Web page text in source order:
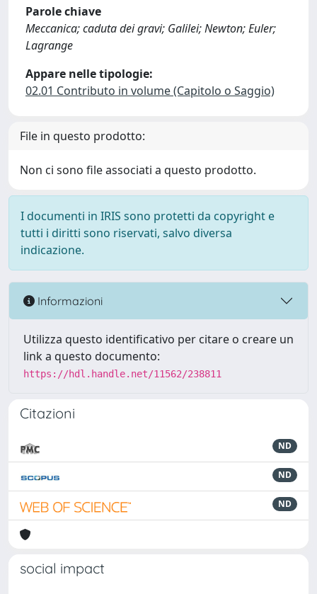
Parole chiave
Meccanica; caduta dei gravi; Galilei; Newton; Euler;
Lagrange
Appare nelle tipologie:
02.01 Contributo in volume (Capitolo o Saggio)
File in questo prodotto:
Non ci sono file associati a questo prodotto.
I documenti in IRIS sono protetti da copyright e
tutti i diritti sono riservati, salvo diversa
indicazione.
Informazioni
Utilizza questo identificativo per citare o creare un
link a questo documento:
https://hdl.handle.net/11562/238811
Citazioni
ND
ND
ND
social impact